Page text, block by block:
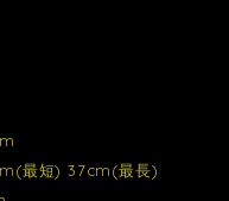
最短) 37cm(最長)